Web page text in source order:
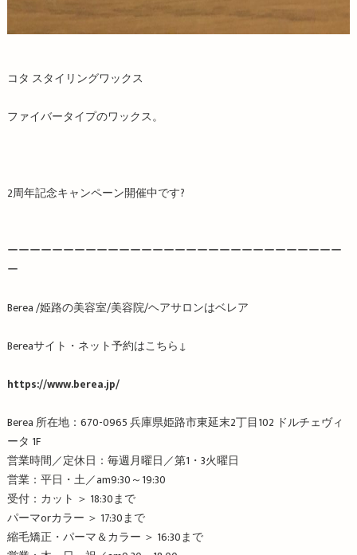
コタ スタイリングワックス
ファイバータイプのワックス。
2周年記念キャンペーン開催中です?
ーーーーーーーーーーーーーーーーーーーーーーーーーーーーーー
ー
Berea /姫路の美容室/美容院/ヘアサロンはベレア
Bereaサイト・ネット予約はこちら↓
https://www.berea.jp/
Berea所在地： 670-0965兵庫県姫路市東延末2丁目102 ドルチェヴィ
ータ 1F
営業時間／定休日：毎週月曜日／第1 ・ 3火曜日
営業：平日・土／am9:30～19:30
受付：カット ＞ 18:30まで
パーマorカラー ＞ 17:30まで
縮毛矯正・パーマ＆カラー ＞ 16:30まで